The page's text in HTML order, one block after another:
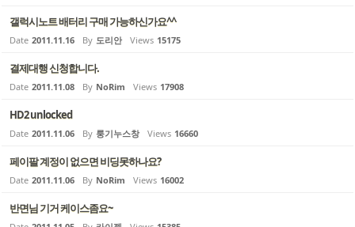
갤럭시노트 배터리 구매 가능하신가요^^
Date 2011.11.16 By 도리안 Views 15175
결제대행 신청합니다.
Date 2011.11.08 By NoRim Views 17908
HD2 unlocked
Date 2011.11.06 By 룽기누스창 Views 16660
페이팔 계정이 없으면 비딩못하나요?
Date 2011.11.06 By NoRim Views 16002
반면님 기거 케이스좀요~